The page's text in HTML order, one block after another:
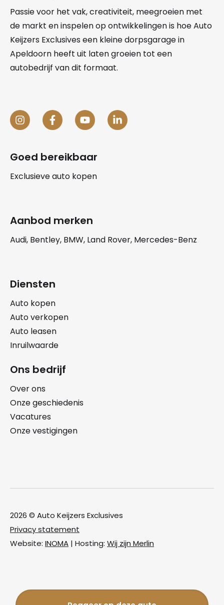
Passie voor het vak, creativiteit, meegroeien met
de markt en inspelen op ontwikkelingen is hoe Auto
Keijzers Exclusives een kleine dorpsgarage in
Apeldoorn heeft uit laten groeien tot een
autobedrijf van dit formaat.
Goed bereikbaar
Exclusieve auto kopen
Aanbod merken
Audi, Bentley, BMW, Land Rover, Mercedes-Benz
Diensten
Auto kopen
Auto verkopen
Auto leasen
Inruilwaarde
Ons bedrijf
Over ons
Onze geschiedenis
Vacatures
Onze vestigingen
2026 © Auto Keijzers Exclusives
Privacy statement
Website: INOMA | Hosting: Wij zijn Merlin